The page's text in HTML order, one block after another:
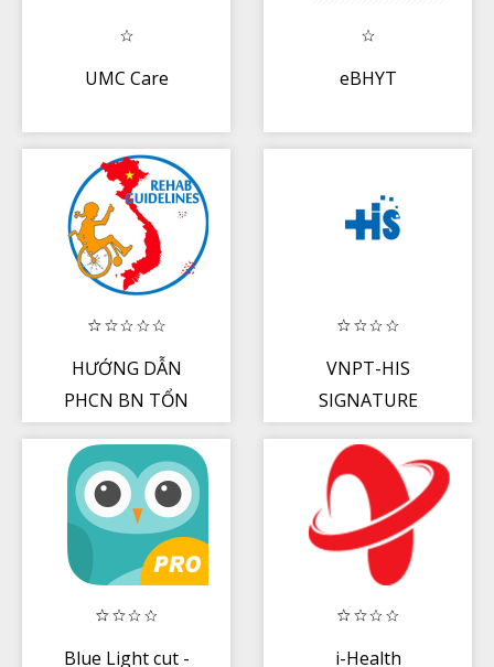
UMC Care eBHYT
HƯỚNG DẪN
PHCN BN TỔN
VNPT-HIS
SIGNATURE
Blue Light cut - i-Health